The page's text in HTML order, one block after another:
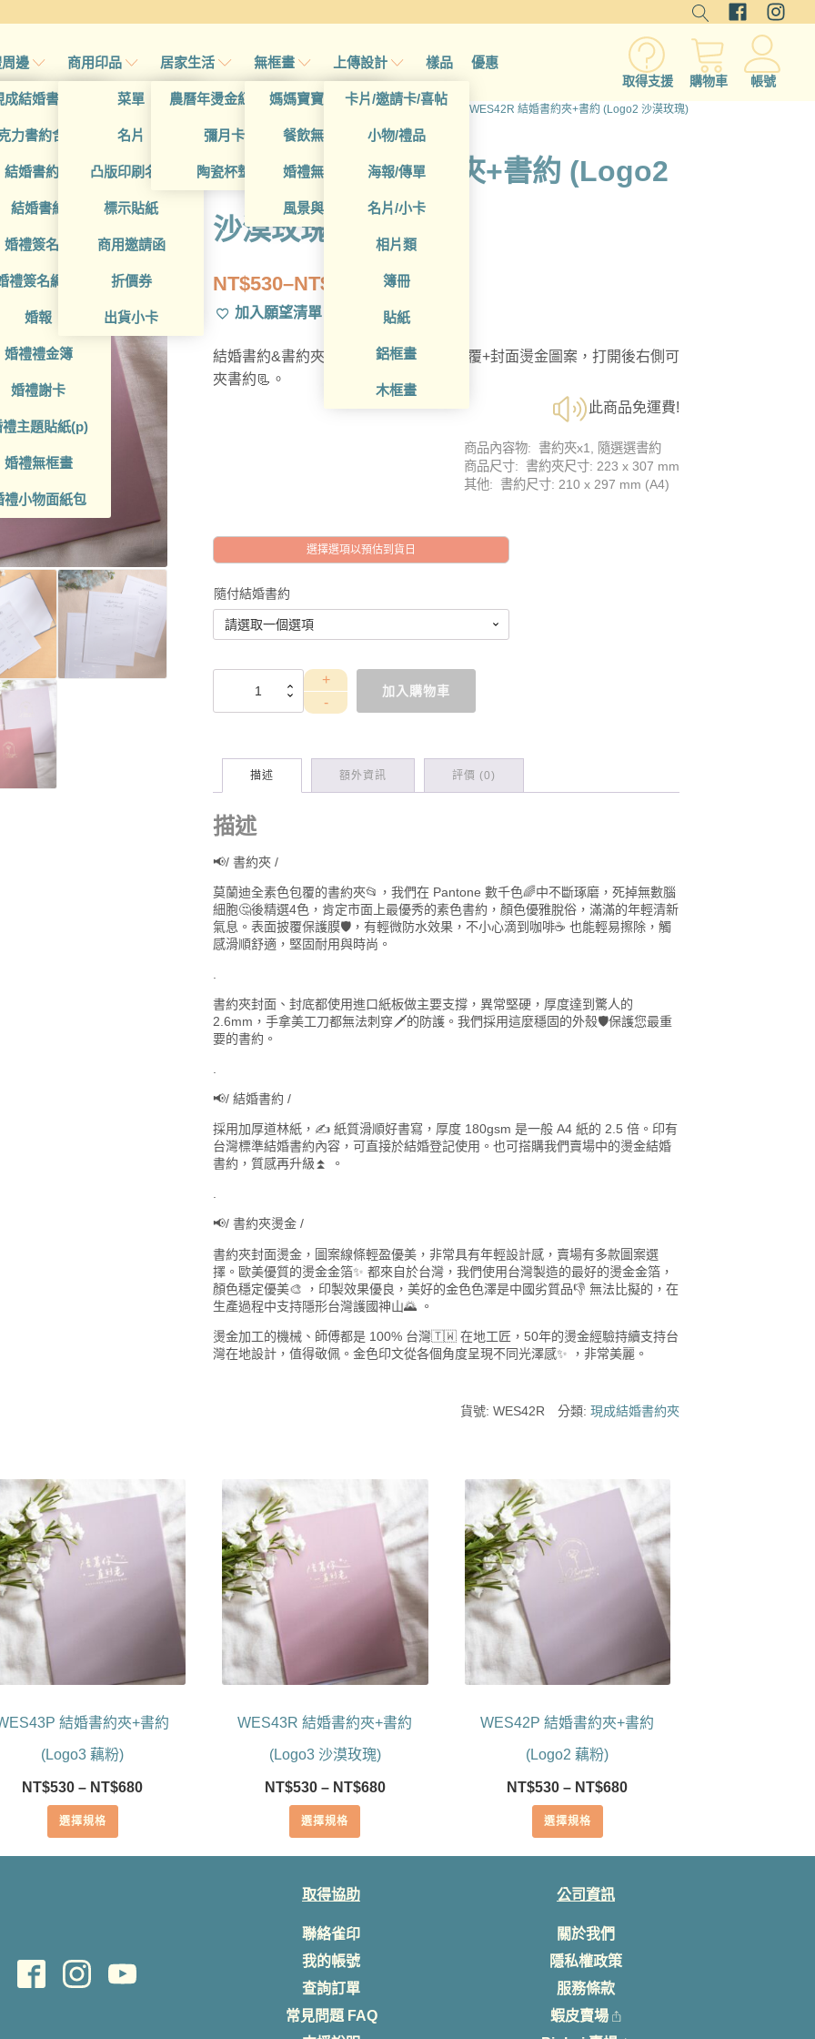
邊
成結婚書約夾
力書約含木座
結婚書約組
結婚書約
婚禮簽名簿
禮簽名綢(p)
婚報
婚禮禮金簿
婚禮謝卡
禮主題貼紙(p)
婚禮無框畫
禮小物面紙包
商用印品
菜單
名片
凸版印刷名片
標示貼紙
商用邀請函
折價券
出貨小卡
居家生活
農曆年燙金紅包袋
彌月卡
陶瓷杯墊
無框畫
媽媽寶寶無框畫
餐飲無框畫
婚禮無框畫
風景與藝術
上傳設計
卡片/邀請卡/喜帖
小物/禮品
海報/傳單
名片/小卡
相片類
簿冊
貼紙
鋁框畫
木框畫
樣品 優惠
取得支援 購物車 帳號
首頁/ 全部用途 / 婚禮/現成結婚書約夾 / WES42R 結婚書約夾+書約 (Logo2 沙漠玫瑰)
WES42R 結婚書約夾+書約 (Logo2
沙漠玫瑰)
NT$530–NT$
價
格
範
圍：
加入願望清單
結婚書約&書約夾套組 - 莫蘭迪全素色包覆+封面燙金圖案，打開後右側可
夾書約📃。
此商品免運費!
商品內容物: 書約夾x1, 隨選選書約
商品尺寸: 書約夾尺寸: 223 x 307 mm
其他: 書約尺寸: 210 x 297 mm (A4)
選擇選項以預估到貨日
隨付結婚書約
WES42R
(Logo2
沙
漠
瑰)
數
量
加入購物車
描述 額外資訊 評價 (0)
描述
📢/ 書約夾 /
莫蘭迪全素色包覆的書約夾📂，我們在 Pantone 數千色🌈中不斷琢磨，死掉無數腦
細胞🤔後精選4色，肯定市面上最優秀的素色書約，顏色優雅脫俗，滿滿的年輕清新
氣息。表面披覆保護膜🛡️，有輕微防水效果，不小心滴到咖啡☕ 也能輕易擦除，觸
感滑順舒適，堅固耐用與時尚。
書約夾封面、封底都使用進口紙板做主要支撐，異常堅硬，厚度達到驚人的
2.6mm，手拿美工刀都無法刺穿🗡️的防護。我們採用這麼穩固的外殼🛡️保護您最重
要的書約。
📢/ 結婚書約 /
採用加厚道林紙，✍️ 紙質滑順好書寫，厚度 180gsm 是一般 A4 紙的 2.5 倍。印有
台灣標準結婚書約內容，可直接於結婚登記使用。也可搭購我們賣場中的燙金結婚
書約，質感再升級⏫ 。
.
📢/ 書約夾燙金 /
書約夾封面燙金，圖案線條輕盈優美，非常具有年輕設計感，賣場有多款圖案選
擇。歐美優質的燙金金箔✨ 都來自於台灣，我們使用台灣製造的最好的燙金金箔，
顏色穩定優美🎨 ，印製效果優良，美好的金色色澤是中國劣質品👎 無法比擬的，在
生產過程中支持隱形台灣護國神山🌄 。
燙金加工的機械、師傅都是 100% 台灣🇹🇼 在地工匠，50年的燙金經驗持續支持台
灣在地設計，值得敬佩。金色印文從各個角度呈現不同光澤感✨ ，非常美麗。
貨號:WES42R 分類:現成結婚書約夾
結婚書約夾+書約
(Logo3 藕粉)
NT$530 – NT$680價
選擇規格
產
品
多
產
頁
面
擇
選
項
WES43R 結婚書約夾+書約
(Logo3 沙漠玫瑰)
NT$530 – NT$680價
選擇規格
產
多
種
產
頁
面
擇
選
項
WES42P 結婚書約夾+書約
(Logo2 藕粉)
NT$530 – NT$680價
選擇規格
產
有
多
產
頁
面
擇
選
項
取得協助
聯絡雀印
我的帳號
查詢訂單
常見問題 FAQ
公司資訊
關於我們
隱私權政策
服務條款
蝦皮賣場